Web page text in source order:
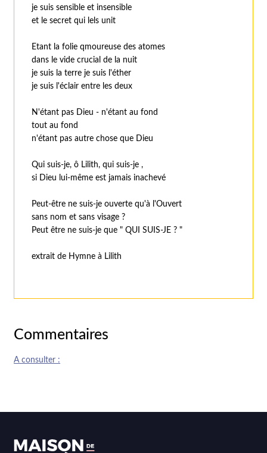
je suis sensible et insensible
et le secret qui lels unit
Etant la folie qmoureuse des atomes
dans le vide crucial de la nuit
je suis la terre je suis l'éther
je suis l'éclair entre les deux
N'étant pas Dieu - n'étant au fond
tout au fond
n'étant pas autre chose que Dieu
Qui suis-je, ô Lilith, qui suis-je ,
si Dieu lui-même est jamais inachevé
Peut-être ne suis-je ouverte qu'à l'Ouvert
sans nom et sans visage ?
Peut être ne suis-je que " QUI SUIS-JE ? "
extrait de Hymne à Lilith
Commentaires
A consulter :